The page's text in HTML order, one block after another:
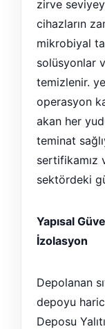
zirve
cihazların
mikrobiyal
solüsyonlar
temizlenir.
operasyon
akan her
teminat
sertifikamız
sektördeki
Yapısal
İzolasyon
Depolanan
depoyu
Deposu